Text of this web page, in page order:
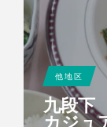
他地区
九段
カジュ